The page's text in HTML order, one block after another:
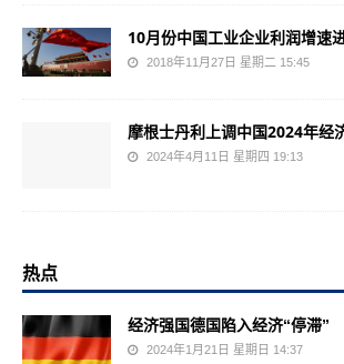
10月份中国工业企业利润增速
2018年11月27日 星期二 15:45
摩根士丹利上调中国2024年经
2024年4月11日 星期四 19:13
热点
经济强国德国陷入经济“停滞”
2024年1月21日 星期日 14:37